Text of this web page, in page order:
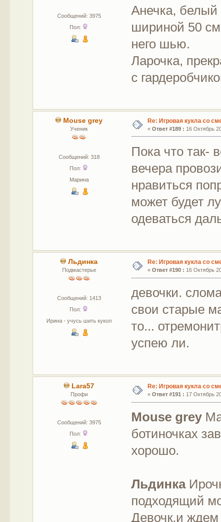
Сообщений: 3975
Пол:
Анечка, белый
шириной 50
него шью.
Ларочка,
с
Mouse grey
Ученик
Сообщений: 318
Пол:
Марина
Re: Игровая кукла со
« Ответ #189 : 16 Октябрь
Пока что так-
вечера
нравиться
может будет
одеваться
Льдинка
Подмастерье
Сообщений: 1413
Пол:
Ирина - учусь шить кукол
Re: Игровая кукла со
« Ответ #190 : 16 Октябрь
девочки.
свои старые
то...
успею ли.
Lara57
Профи
Сообщений: 3975
Пол:
Re: Игровая кукла со
« Ответ #191 : 17 Октябрь
Mouse grey
ботиночках
хорошо.
Льдинка
подходящий
Девочк,и